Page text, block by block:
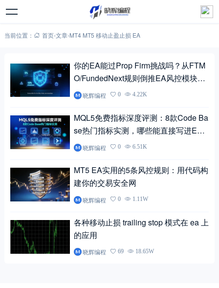
当前位置： 首页-文章-MT4 MT5 移动止盈止损 EA
你的EA能过Prop Firm挑战吗？从FTM
O/FundedNext规则倒推EA风控模块的
6个必改项
晓辉编程 0 4.22K
MQL5免费指标深度评测：8款Code Ba
se热门指标实测，哪些能直接写进E
A？晓辉编程 0 6.51K
MT5 EA实用的5条风控规则：用代码构
建你的交易安全网
晓辉编程 0 1.11W
各种移动止损 trailing stop 模式在 ea 上
的应用
晓辉编程 69 18.65W